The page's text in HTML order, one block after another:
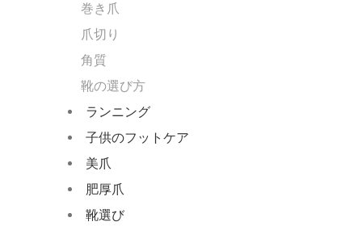
巻き爪
爪切り
角質
靴の選び方
ランニング
子供のフットケア
美爪
肥厚爪
靴選び